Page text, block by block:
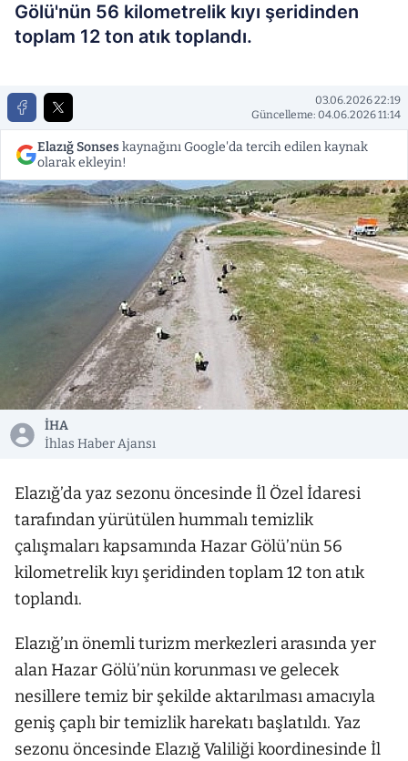
Gölü'nün 56 kilometrelik kıyı şeridinden
toplam 12 ton atık toplandı.
03.06.2026 22:19
Güncelleme: 04.06.2026 11:14
Elazığ Sonseskaynağını Google'da tercih edilen kaynak
olarak ekleyin!
İHA
İhlas Haber Ajansı
Elazığ’da yaz sezonu öncesinde İl Özel İdaresi
tarafından yürütülen hummalı temizlik
çalışmaları kapsamında Hazar Gölü’nün 56
kilometrelik kıyı şeridinden toplam 12 ton atık
toplandı.
Elazığ’ın önemli turizm merkezleri arasında yer
alan Hazar Gölü’nün korunması ve gelecek
nesillere temiz bir şekilde aktarılması amacıyla
geniş çaplı bir temizlik harekatı başlatıldı. Yaz
sezonu öncesinde Elazığ Valiliği koordinesinde İl